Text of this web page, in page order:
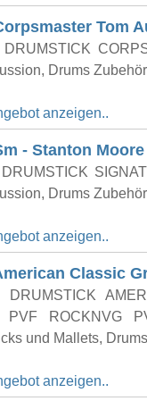
Tom
Drums
anzeigen..
- Stanton
Drums
anzeigen..
Classic
DRUMSTICK
PVF ROCKNVG
und Mallets,
anzeigen..